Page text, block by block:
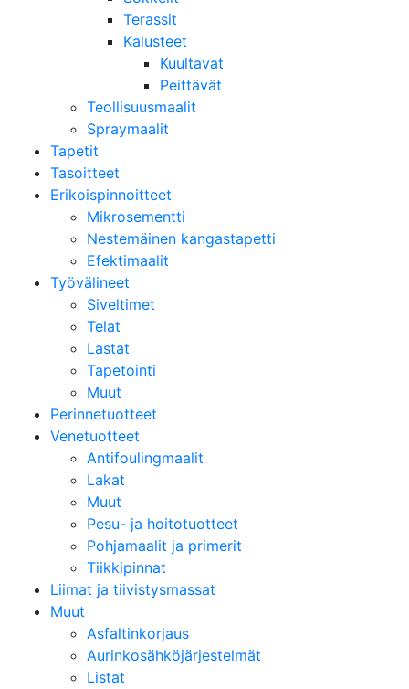
Terassit
Kalusteet
Kuultavat
Peittävät
Teollisuusmaalit
Spraymaalit
Tapetit
Tasoitteet
Erikoispinnoitteet
Mikrosementti
Nestemäinen kangastapetti
Efektimaalit
Työvälineet
Siveltimet
Telat
Lastat
Tapetointi
Muut
Perinnetuotteet
Venetuotteet
Antifoulingmaalit
Lakat
Muut
Pesu- ja hoitotuotteet
Pohjamaalit ja primerit
Tiikkipinnat
Liimat ja tiivistysmassat
Muut
Asfaltinkorjaus
Aurinkosähköjärjestelmät
Listat